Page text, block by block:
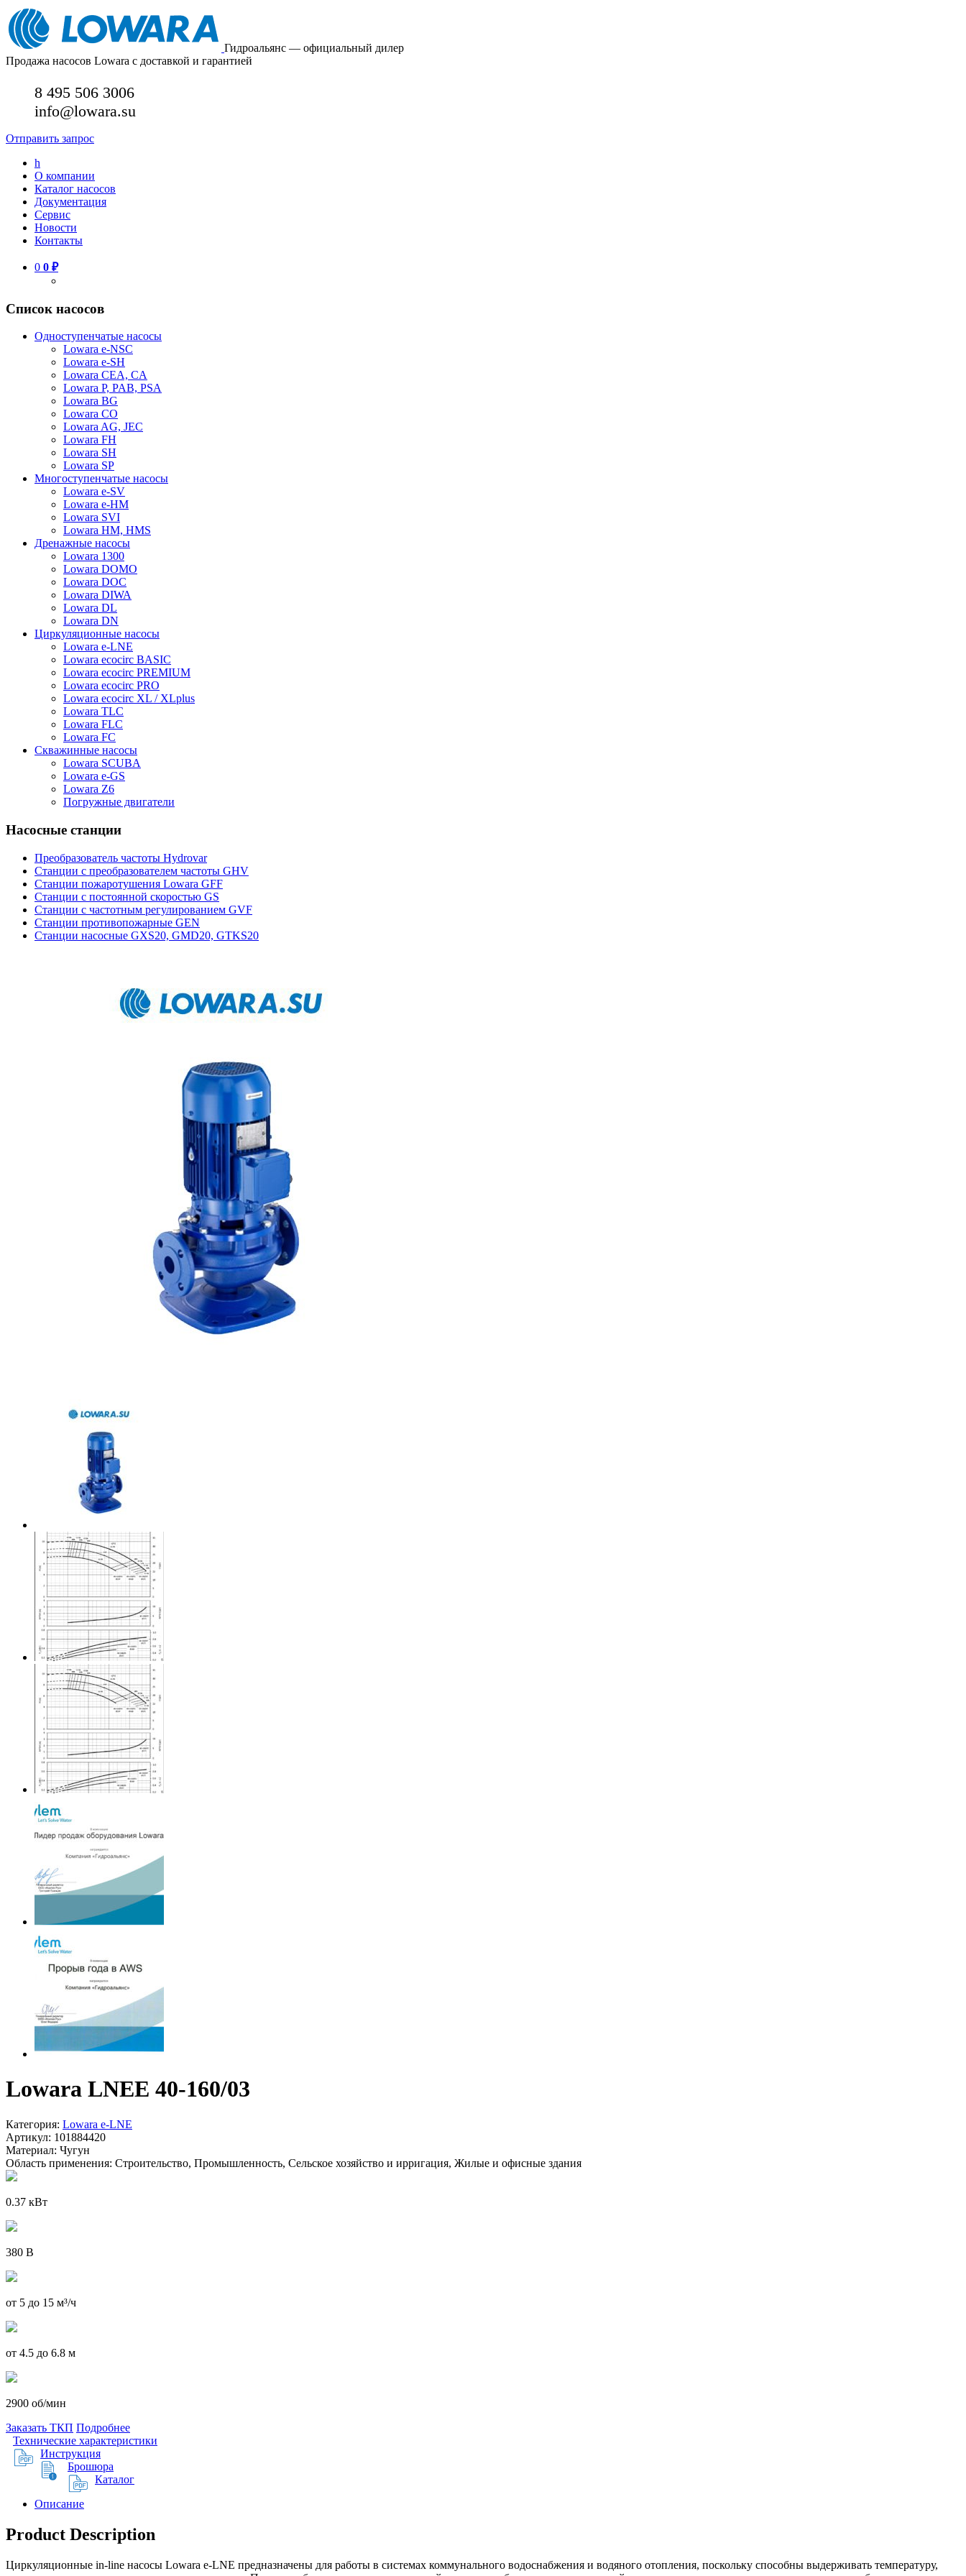
Гидроальянс — официальный дилер
Продажа насосов Lowara с доставкой и гарантией
8 495 506 3006
info@lowara.su
Отправить запрос
h
О компании
Каталог насосов
Документация
Сервис
Новости
Контакты
0 0 ₽
Список насосов
Одноступенчатые насосы
Lowara e-NSC
Lowara e-SH
Lowara CEA, CA
Lowara P, PAB, PSA
Lowara BG
Lowara CO
Lowara AG, JEC
Lowara FH
Lowara SH
Lowara SP
Многоступенчатые насосы
Lowara e-SV
Lowara e-HM
Lowara SVI
Lowara HM, HMS
Дренажные насосы
Lowara 1300
Lowara DOMO
Lowara DOC
Lowara DIWA
Lowara DL
Lowara DN
Циркуляционные насосы
Lowara e-LNE
Lowara ecocirc BASIC
Lowara ecocirc PREMIUM
Lowara ecocirc PRO
Lowara ecocirc XL / XLplus
Lowara TLC
Lowara FLC
Lowara FC
Скважинные насосы
Lowara SCUBA
Lowara e-GS
Lowara Z6
Погружные двигатели
Насосные станции
Преобразователь частоты Hydrovar
Станции с преобразователем частоты GHV
Станции пожаротушения Lowara GFF
Станции с постоянной скоростью GS
Станции с частотным регулированием GVF
Станции противопожарные GEN
Станции насосные GXS20, GMD20, GTKS20
Lowara LNEE 40-160/03
Категория: Lowara e-LNE
Артикул: 101884420
Материал: Чугун
Область применения: Строительство, Промышленность, Сельское хозяйство и ирригация, Жилые и офисные здания
0.37 кВт
380 В
от 5 до 15 м³/ч
от 4.5 до 6.8 м
2900 об/мин
Заказать ТКП Подробнее
Технические характеристики
Инструкция
Брошюра
Каталог
Описание
Product Description
Циркуляционные in-line насосы Lowara e-LNE предназначены для работы в системах коммунального водоснабжения и водяного отопления, поскольку способны выдерживать температуру,